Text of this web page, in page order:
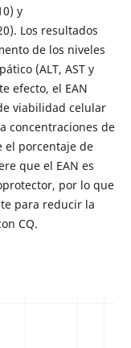
y
Los resultados
de los niveles
(ALT, AST y
efecto, el EAN
viabilidad celular
concentraciones de
el porcentaje de
que el EAN es
por lo que
para reducir la
CQ.